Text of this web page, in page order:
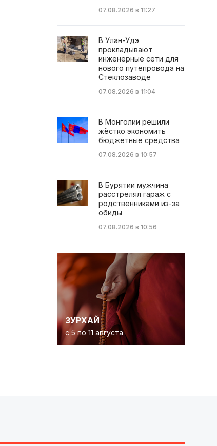
07.08.2026 в 11:27
В Улан-Удэ
прокладывают
инженерные сети для
нового путепровода на
Стеклозаводе
07.08.2026 в 11:04
В Монголии решили
жёстко экономить
бюджетные средства
07.08.2026 в 10:57
В Бурятии мужчина
расстрелял гараж с
родственниками из-за
обиды
07.08.2026 в 10:56
ЗУРХАЙ
с 5 по 11 августа